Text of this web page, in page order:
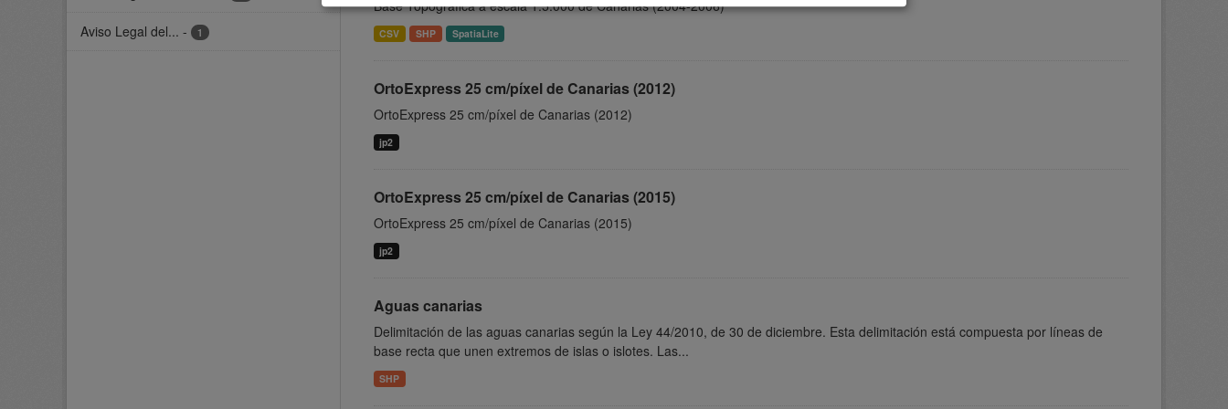
Aviso Legal del... - 1
Base Topográfica a escala 1:5.000 de Canarias (2004-2006)
CSV SHP SpatiaLite
OrtoExpress 25 cm/píxel de Canarias (2012)
OrtoExpress 25 cm/píxel de Canarias (2012)
jp2
OrtoExpress 25 cm/píxel de Canarias (2015)
OrtoExpress 25 cm/píxel de Canarias (2015)
jp2
Aguas canarias
Delimitación de las aguas canarias según la Ley 44/2010, de 30 de diciembre. Esta delimitación está compuesta por líneas de
base recta que unen extremos de islas o islotes. Las...
SHP